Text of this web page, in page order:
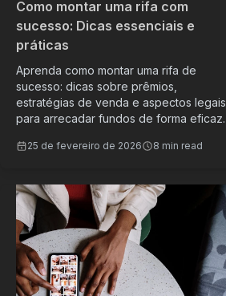
Como montar uma rifa com
sucesso: Dicas essenciais e
práticas
Aprenda como montar uma rifa de
sucesso: dicas sobre prêmios,
estratégias de venda e aspectos legais
para arrecadar fundos de forma eficaz.
25 de fevereiro de 2026 8 min read